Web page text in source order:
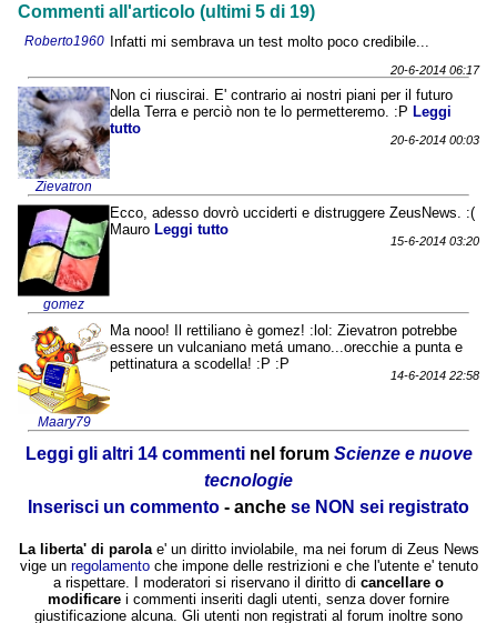
Commenti all'articolo (ultimi 5 di 19)
Roberto1960 Infatti mi sembrava un test molto poco credibile...
20-6-2014 06:17
Zievatron
Non ci riuscirai. E' contrario ai nostri piani per il futuro
della Terra e perciò non te lo permetteremo. :P Leggi
tutto
20-6-2014 00:03
gomez
Ecco, adesso dovrò ucciderti e distruggere ZeusNews. :(
MauroLeggi tutto
15-6-2014 03:20
Maary79
Ma nooo! Il rettiliano è gomez! :lol: Zievatron potrebbe
essere un vulcaniano metá umano...orecchie a punta e
pettinatura a scodella! :P :P
14-6-2014 22:58
Leggi gli altri 14 commentinel forum Scienze e nuove
tecnologie
Inserisci un commento - anche se NON sei registrato
La liberta' di parolae' un diritto inviolabile, ma nei forum di Zeus News
vige un regolamentoche impone delle restrizioni e che l'utente e' tenuto
a rispettare. I moderatori si riservano il diritto di cancellare o
modificare i commenti inseriti dagli utenti, senza dover fornire
giustificazione alcuna. Gli utenti non registrati al forum inoltre sono